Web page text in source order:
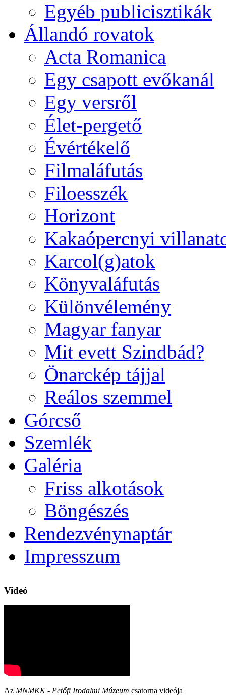
Egyéb publicisztikák
Állandó rovatok
Acta Romanica
Egy csapott evőkanál
Egy versről
Élet-pergető
Évértékelő
Filmaláfutás
Filoesszék
Horizont
Kakaópercnyi
Karcol(g)atok
Könyvaláfutás
Különvélemény
Magyar fanyar
Mit evett Szindbád?
Önarckép tájjal
Reálos szemmel
Górcső
Szemlék
Galéria
Friss alkotások
Böngészés
Rendezvénynaptár
Impresszum
Videó
Az MNMKK - Petőfi Irodalmi Múzeum csatorna videója